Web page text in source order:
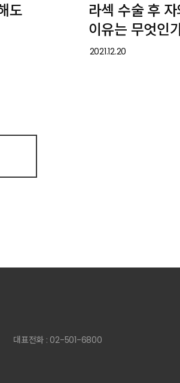
도
라섹 수술 후
이유는 무엇인
2021.12.20
대표전화 : 02-501-6800